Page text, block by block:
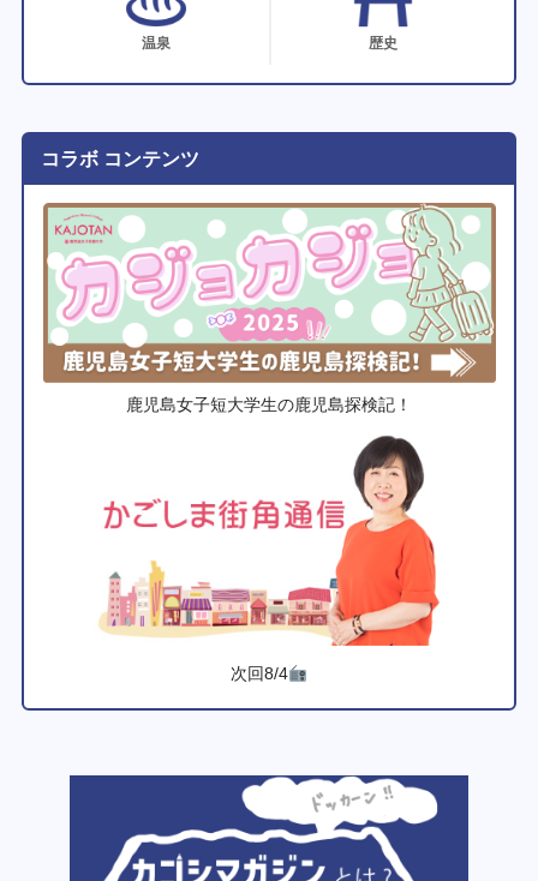
温泉 歴史
コラボ コンテンツ
鹿児島女子短大学生の鹿児島探検記！
次回8/4